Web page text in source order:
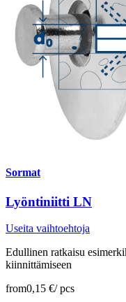
Sormat
Lyöntiniitti LN
Useita vaihtoehtoja
Edullinen ratkaisu
kiinnittämiseen
from0,15 €/ pcs